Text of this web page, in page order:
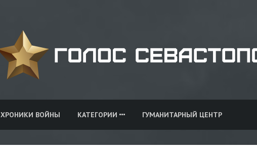
ХРОНИКИ ВОЙНЫ КАТЕГОРИИ ГУМАНИТАРНЫЙ ЦЕНТР